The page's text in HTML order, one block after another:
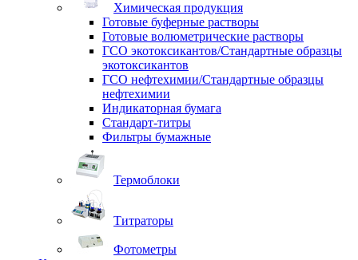
Химическая продукция
Готовые буферные растворы
Готовые волюметрические растворы
ГСО экотоксикантов/Стандартные образцы
экотоксикантов
ГСО нефтехимии/Стандартные образцы
нефтехимии
Индикаторная бумага
Стандарт-титры
Фильтры бумажные
Термоблоки
Титраторы
Фотометры